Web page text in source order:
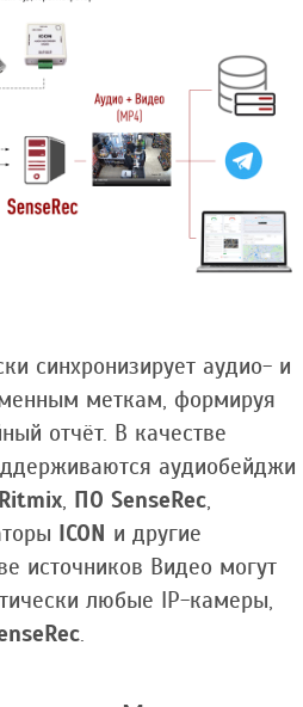
синхронизирует аудио- и
меткам, формируя
отчёт. В качестве
аудиобейджи
Ritmix, ПО SenseRec,
ICON и другие
источников Видео могут
любые IP-камеры,
.